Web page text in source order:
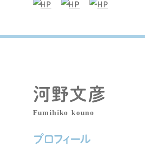
河野文彦
Fumihiko kouno
プロフィール